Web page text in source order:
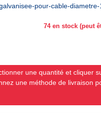
pour-cable-
74 en stock (peut
une quantité et cliquer
une méthode de livraison